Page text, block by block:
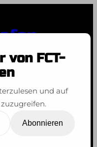
beim
von FCT-
und auf
Abonnieren